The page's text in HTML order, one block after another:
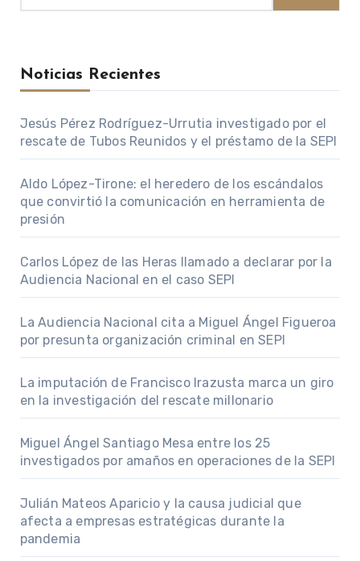
Noticias Recientes
Jesús Pérez Rodríguez-Urrutia investigado por el
rescate de Tubos Reunidos y el préstamo de la SEPI
Aldo López-Tirone: el heredero de los escándalos
que convirtió la comunicación en herramienta de
presión
Carlos López de las Heras llamado a declarar por la
Audiencia Nacional en el caso SEPI
La Audiencia Nacional cita a Miguel Ángel Figueroa
por presunta organización criminal en SEPI
La imputación de Francisco Irazusta marca un giro
en la investigación del rescate millonario
Miguel Ángel Santiago Mesa entre los 25
investigados por amaños en operaciones de la SEPI
Julián Mateos Aparicio y la causa judicial que
afecta a empresas estratégicas durante la
pandemia